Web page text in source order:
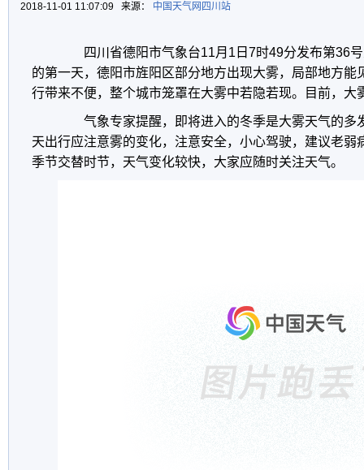
2018-11-01 11:07:09 来源： 中国天气网四川站
四川省德阳市气象台11月1日7时49分发布第36号
的第一天，德阳市旌阳区部分地方出现大雾，局部地方能
行带来不便，整个城市笼罩在大雾中若隐若现。目前，大
气象专家提醒，即将进入的冬季是大雾天气的多
天出行应注意雾的变化，注意安全，小心驾驶，建议老弱
季节交替时节，天气变化较快，大家应随时关注天气。